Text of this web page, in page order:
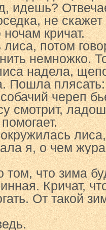
идешь?
не
кричат.
потом
немножко.
надела,
Пошла плясать:
череп
смотрит,
я, о чем
том, что зима
Кричат,
От такой